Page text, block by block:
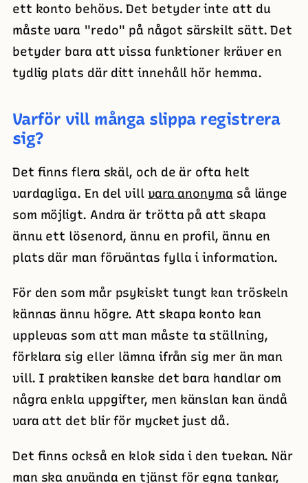
ett konto behövs. Det betyder inte att du
måste vara "redo" på något särskilt sätt. Det
betyder bara att vissa funktioner kräver en
tydlig plats där ditt innehåll hör hemma.
Varför vill många slippa registrera
sig?
Det finns flera skäl, och de är ofta helt
vardagliga. En del vill vara anonymaså länge
som möjligt. Andra är trötta på att skapa
ännu ett lösenord, ännu en profil, ännu en
plats där man förväntas fylla i information.
För den som mår psykiskt tungt kan tröskeln
kännas ännu högre. Att skapa konto kan
upplevas som att man måste ta ställning,
förklara sig eller lämna ifrån sig mer än man
vill. I praktiken kanske det bara handlar om
några enkla uppgifter, men känslan kan ändå
vara att det blir för mycket just då.
Det finns också en klok sida i den tvekan. När
man ska använda en tjänst för egna tankar,